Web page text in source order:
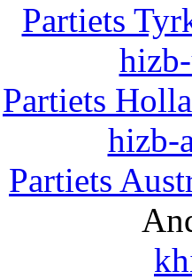
Partiets
Partiets
hizb-
Partiets